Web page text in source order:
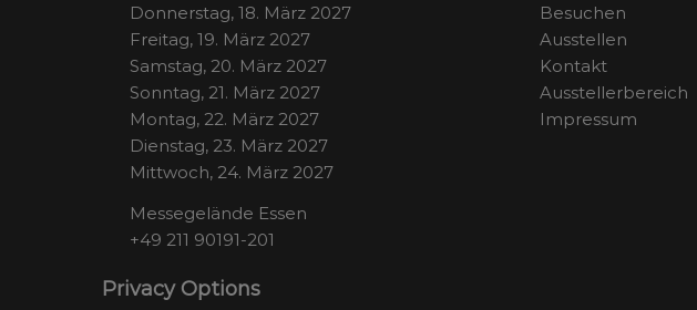
Donnerstag, 18. März 2027
Freitag, 19. März 2027
Samstag, 20. März 2027
Sonntag, 21. März 2027
Montag, 22. März 2027
Dienstag, 23. März 2027
Mittwoch, 24. März 2027
Messegelände Essen
+49 211 90191-201
Besuchen
Ausstellen
Kontakt
Ausstellerbereich
Impressum
Privacy Options